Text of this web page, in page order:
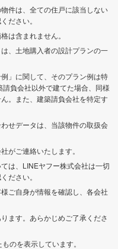
件は、全ての住戸に該当しない
ださい。
は含まれません。
、土地購入者の設計プランの一
」に関して、そのプラン例は特
負会社以外で建てた場合、同様
。また、建築請負会社を特定す
せデータは、当該物件の取扱会
がご連絡いたします。
は、LINEヤフー株式会社は一切
ださい。
ご自身が情報を確認し、各会社
ます。あらかじめご了承くださ
のを表示しています。